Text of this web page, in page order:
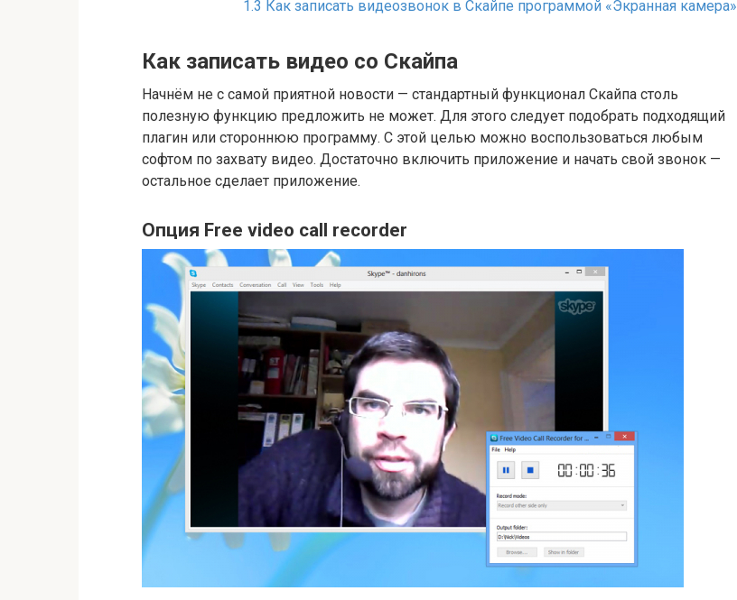
1.3 Как записать видеозвонок в Скайпе программой «Экранная камера»
Как записать видео со Скайпа
Начнём не с самой приятной новости — стандартный функционал Скайпа столь
полезную функцию предложить не может. Для этого следует подобрать подходящий
плагин или стороннюю программу. С этой целью можно воспользоваться любым
софтом по захвату видео. Достаточно включить приложение и начать свой звонок —
остальное сделает приложение.
Опция Free video call recorder